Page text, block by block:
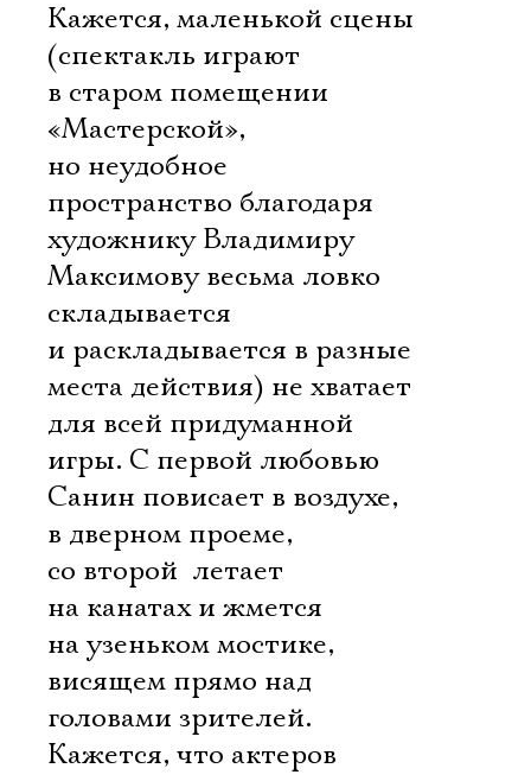
Кажется, маленькой сцены
(спектакль играют
в старом помещении
«Мастерской»,
но неудобное
пространство благодаря
художнику Владимиру
Максимову весьма ловко
складывается
и раскладывается в разные
места действия) не хватает
для всей придуманной
игры. С первой любовью
Санин повисает в воздухе,
в дверном проеме,
со второй  летает
на канатах и жмется
на узеньком мостике,
висящем прямо над
головами зрителей.
Кажется, что актеров